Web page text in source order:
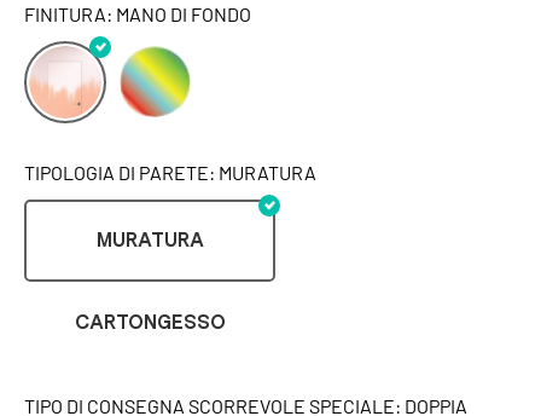
FINITURA: MANO DI FONDO
TIPOLOGIA DI PARETE: MURATURA
MURATURA
CARTONGESSO
TIPO DI CONSEGNA SCORREVOLE SPECIALE: DOPPIA